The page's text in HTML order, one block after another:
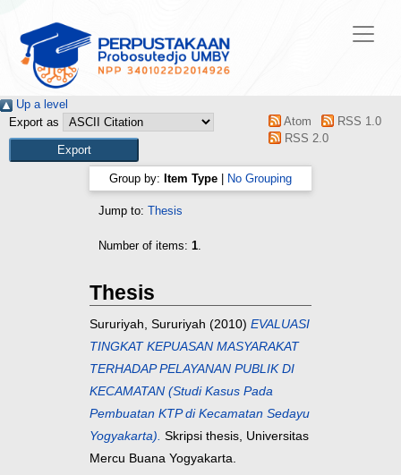
Up a level
Export as
Atom
RSS 1.0
RSS 2.0
Group by: Item Type No Grouping
Jump to: Thesis
Number of items: 1.
Thesis
Sururiyah, Sururiyah (2010) EVALUASI
TINGKAT KEPUASAN MASYARAKAT
TERHADAP PELAYANAN PUBLIK DI
KECAMATAN (Studi Kasus Pada
Pembuatan KTP di Kecamatan Sedayu
Yogyakarta). Skripsi thesis, Universitas
Mercu Buana Yogyakarta.